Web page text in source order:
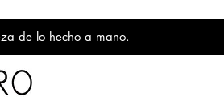
de lo hecho a mano.